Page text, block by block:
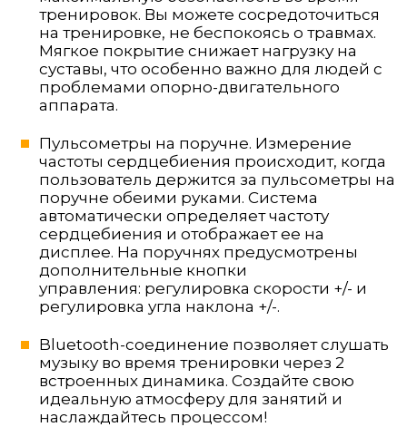
тренировок. Вы можете сосредоточиться
на тренировке, не беспокоясь о травмах.
Мягкое покрытие снижает нагрузку на
суставы, что особенно важно для людей с
проблемами опорно-двигательного
аппарата.
Пульсометры на поручне. Измерение
частоты сердцебиения происходит, когда
пользователь держится за пульсометры на
поручне обеими руками. Система
автоматически определяет частоту
сердцебиения и отображает ее на
дисплее. На поручнях предусмотрены
дополнительные кнопки
управления: регулировка скорости +/- и
регулировка угла наклона +/-.
Bluetooth-соединение позволяет слушать
музыку во время тренировки через 2
встроенных динамика. Создайте свою
идеальную атмосферу для занятий и
наслаждайтесь процессом!